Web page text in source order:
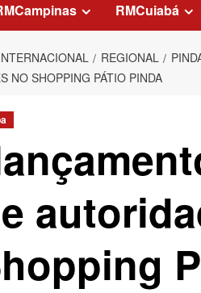
RMCuiabá
REGIONAL
NO SHOPPING PÁTIO PINDA